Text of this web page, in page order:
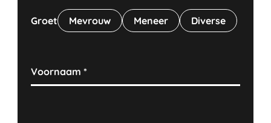
Groet Mevrouw Meneer Diverse
Voornaam*